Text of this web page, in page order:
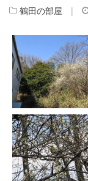
鶴田の部屋 |